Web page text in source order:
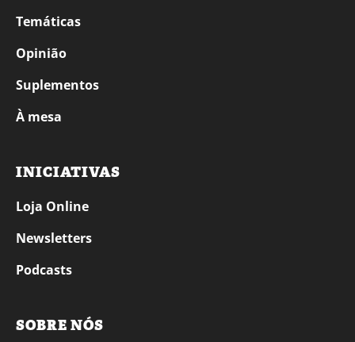
Temáticas
Opinião
Suplementos
À mesa
INICIATIVAS
Loja Online
Newsletters
Podcasts
SOBRE NÓS